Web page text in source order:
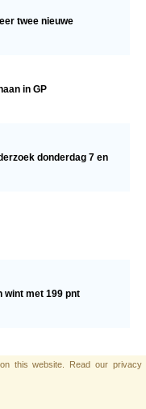
twee nieuwe
in GP
donderdag 7 en
wint met 199 pnt
geslaagd
this website. Read our privacy